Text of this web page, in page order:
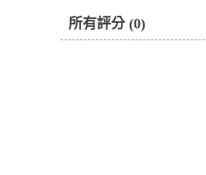
所有評分 (0)